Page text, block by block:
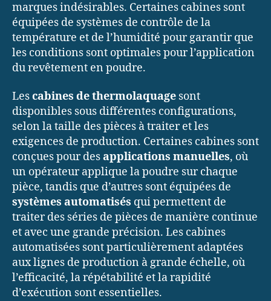
marques indésirables. Certaines cabines sont
équipées de systèmes de contrôle de la
température et de l’humidité pour garantir que
les conditions sont optimales pour l’application
du revêtement en poudre.
Lescabines de thermolaquage sont
disponibles sous différentes configurations,
selon la taille des pièces à traiter et les
exigences de production. Certaines cabines sont
conçues pour desapplications manuelles, où
un opérateur applique la poudre sur chaque
pièce, tandis que d’autres sont équipées de
systèmes automatisés qui permettent de
traiter des séries de pièces de manière continue
et avec une grande précision. Les cabines
automatisées sont particulièrement adaptées
aux lignes de production à grande échelle, où
l’efficacité, la répétabilité et la rapidité
d’exécution sont essentielles.